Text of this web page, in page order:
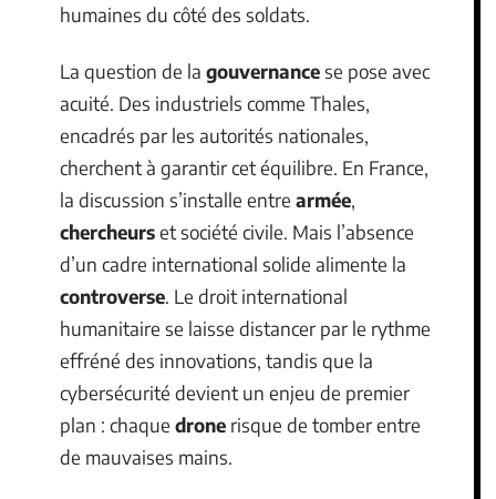
humaines du côté des soldats.
La question de la gouvernancese pose avec
acuité. Des industriels comme Thales,
encadrés par les autorités nationales,
cherchent à garantir cet équilibre. En France,
la discussion s’installe entre armée,
chercheurset société civile. Mais l’absence
d’un cadre international solide alimente la
controverse. Le droit international
humanitaire se laisse distancer par le rythme
effréné des innovations, tandis que la
cybersécurité devient un enjeu de premier
plan : chaque drone risque de tomber entre
de mauvaises mains.